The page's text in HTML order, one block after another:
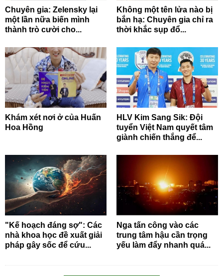
Chuyên gia: Zelensky lại
một lần nữa biến mình
thành trò cười cho...
Không một tên lửa nào bị
bắn hạ: Chuyên gia chỉ ra
thời khắc sụp đổ...
Khám xét nơi ở của Huấn
Hoa Hồng
HLV Kim Sang Sik: Đội
tuyển Việt Nam quyết tâm
giành chiến thắng để...
"Kế hoạch đáng sợ": Các
nhà khoa học đề xuất giải
pháp gây sốc để cứu...
Nga tấn công vào các
trung tâm hậu cần trọng
yếu làm đẩy nhanh quá...